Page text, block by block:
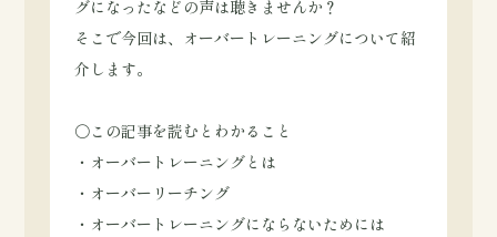
グになったなどの声は聴きませんか？
そこで今回は、オーバートレーニングについて紹
介します。
〇この記事を読むとわかること
・オーバートレーニングとは
・オーバーリーチング
・オーバートレーニングにならないためには